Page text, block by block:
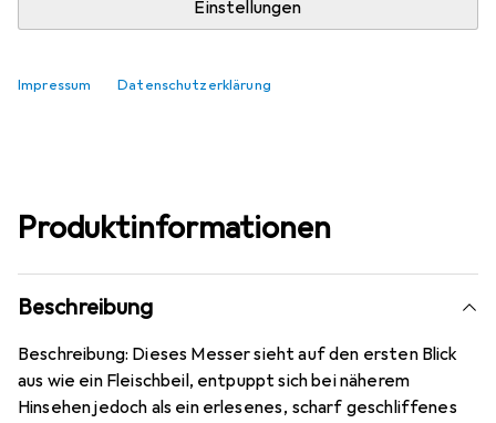
Einstellungen
Impressum Datenschutzerklärung
Produktinformationen
Beschreibung
Beschreibung: Dieses Messer sieht auf den ersten Blick
aus wie ein Fleischbeil, entpuppt sich bei näherem
Hinsehen jedoch als ein erlesenes, scharf geschliffenes